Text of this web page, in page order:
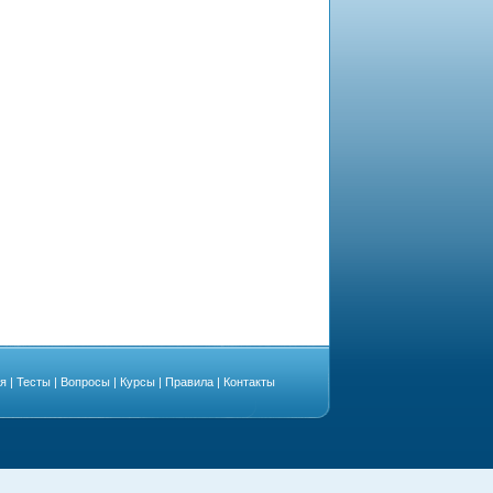
| Тесты | Вопросы | Курсы | Правила | Контакты